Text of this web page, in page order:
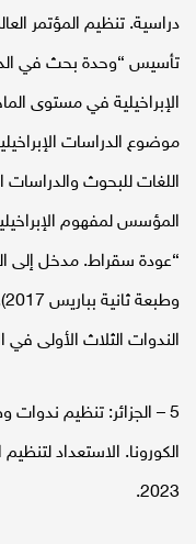
تأسيس “وحدة بحث في
الإبراخيلية في مستوى
موضوع الدراسات
المؤسس لمفهوم
الندوات الثلاث الأولى في
5 – الجزائر: تنظيم
الكورونا. الاستعداد لتنظيم
2023.